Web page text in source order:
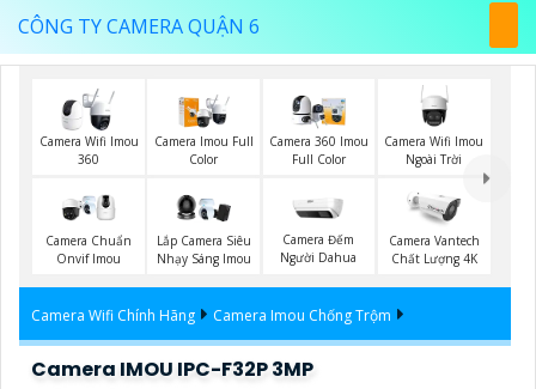
CÔNG TY CAMERA QUẬN 6
Camera Wifi Imou
360
Camera Imou Full
Color
Camera 360 Imou
Full Color
Camera Wifi Imou
Ngoài Trời
Camera Chuẩn
Onvif Imou
Lắp Camera Siêu
Nhạy Sáng Imou
Camera Đếm
Người Dahua
Camera Vantech
Chất Lượng 4K
Camera Wifi Chính Hãng Camera Imou Chống Trộm
Camera IMOU IPC-F32P 3MP